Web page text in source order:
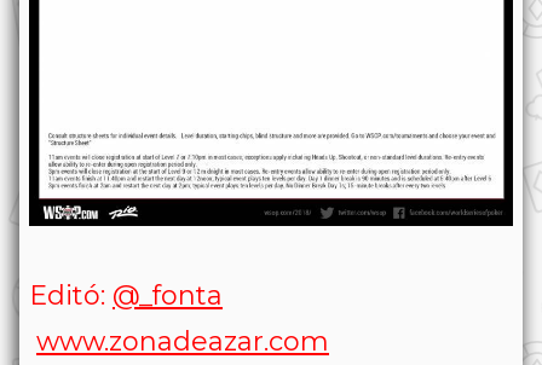
Editó: @_fonta
www.zonadeazar.com